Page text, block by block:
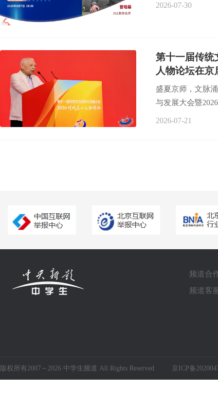
2026-07-30
第十一届传统
人物论坛在京
盛夏京师，文脉
与发展大会暨
2026-07-21
频道合
频道客
版权所有2007～2026 中学生频道 All Rights Reserved 京ICP备